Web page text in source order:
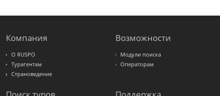
Интурист
Компания
О RUSPO
Турагентам
Страноведение
Возможности
Модули поиска
Операторам